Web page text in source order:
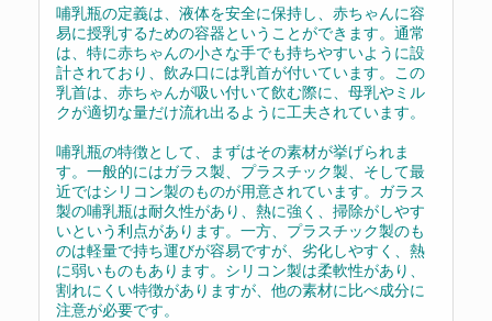
哺乳瓶の定義は、液体を安全に保持し、赤ちゃんに容
易に授乳するための容器ということができます。通常
は、特に赤ちゃんの小さな手でも持ちやすいように設
計されており、飲み口には乳首が付いています。この
乳首は、赤ちゃんが吸い付いて飲む際に、母乳やミル
クが適切な量だけ流れ出るように工夫されています。
哺乳瓶の特徴として、まずはその素材が挙げられま
す。一般的にはガラス製、プラスチック製、そして最
近ではシリコン製のものが用意されています。ガラス
製の哺乳瓶は耐久性があり、熱に強く、掃除がしやす
いという利点があります。一方、プラスチック製のも
のは軽量で持ち運びが容易ですが、劣化しやすく、熱
に弱いものもあります。シリコン製は柔軟性があり、
割れにくい特徴がありますが、他の素材に比べ成分に
注意が必要です。